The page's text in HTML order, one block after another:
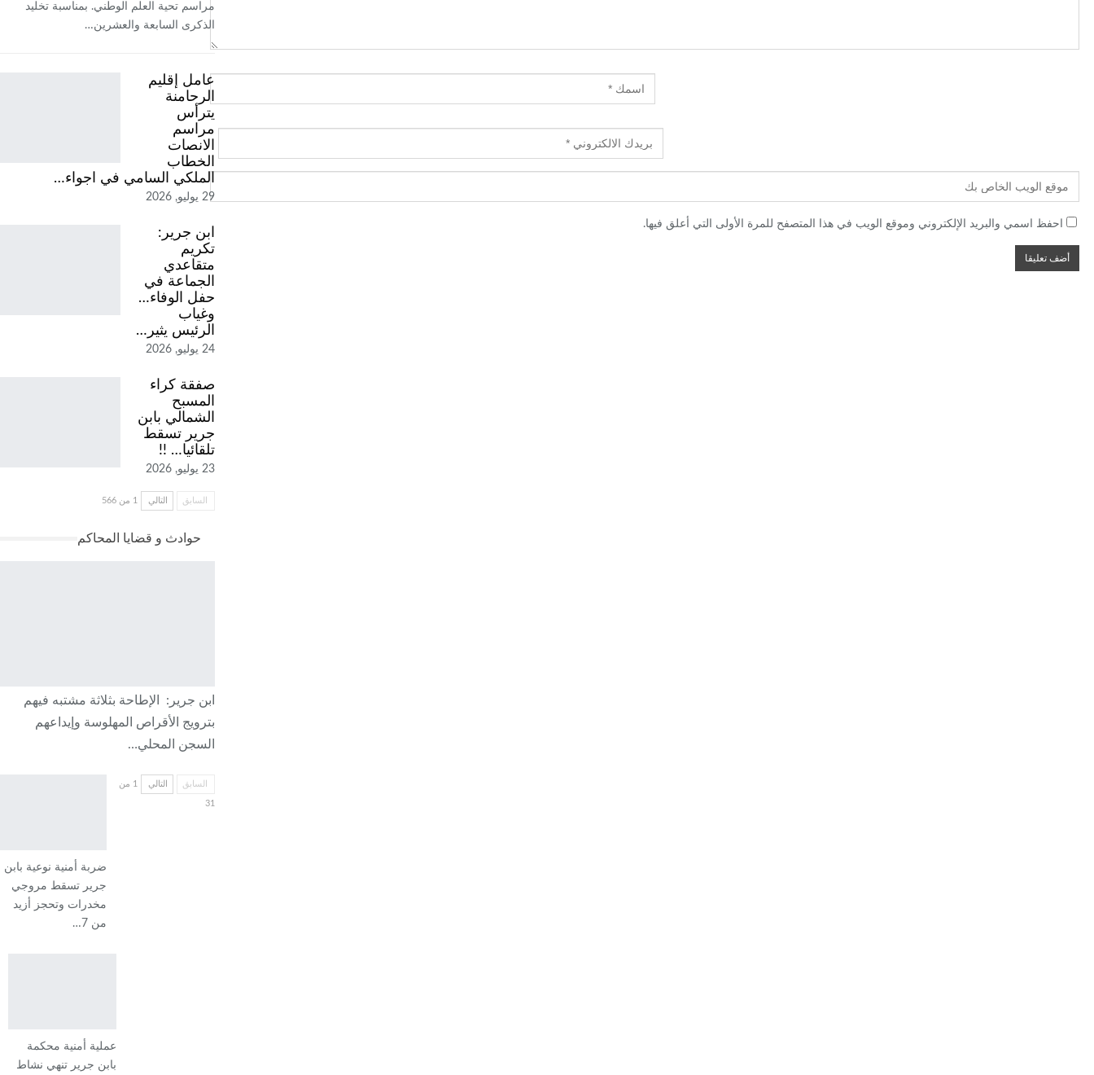
احفظ اسمي والبريد الإلكتروني وموقع الويب في هذا المتصفح للمرة الأولى التي أعلق فيها.
مراسم تحية العلم الوطني. بمناسبة تخليد
الذكرى السابعة والعشرين…
عامل إقليم
الرحامنة
يترأس
مراسم
الانصات
الخطاب
الملكي السامي في اجواء…
29 يوليو, 2026
ابن جرير:
تكريم
متقاعدي
الجماعة في
حفل الوفاء…
وغياب
الرئيس يثير…
24 يوليو, 2026
صفقة كراء
المسبح
الشمالي بابن
جرير تسقط
تلقائيا… !!
23 يوليو, 2026
السابق التالي 1 من 566
حوادث و قضايا المحاكم
ابن جرير: الإطاحة بثلاثة مشتبه فيهم
بترويج الأقراص المهلوسة وإيداعهم
السجن المحلي…
ضربة أمنية نوعية بابن
جرير تسقط مروجي
مخدرات وتحجز أزيد
من 7…
عملية أمنية محكمة
بابن جرير تنهي نشاط
السابق التالي 1 من
31